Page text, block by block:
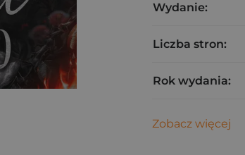
Wydanie:
Liczba stron:
Rok wydania:
Zobacz więcej